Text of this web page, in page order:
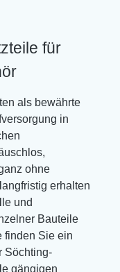
für
als bewährte
in
ohne
erhalten
und
Bauteile
finden Sie ein
Söchting-
gängigen